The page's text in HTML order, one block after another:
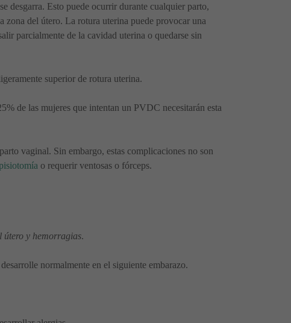
desgarra. Esto puede ocurrir durante cualquier parto,
zona del útero. La rotura uterina puede provocar una
parcialmente de la cavidad uterina o quedarse sin
superior de rotura uterina.
de las mujeres que intentan un PVDC necesitarán esta
vaginal. Sin embargo, estas complicaciones no son
o requerir ventosas o fórceps.
útero y hemorragias.
normalmente en el siguiente embarazo.